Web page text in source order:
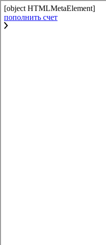
[object HTMLMetaElement]
пополнить счет